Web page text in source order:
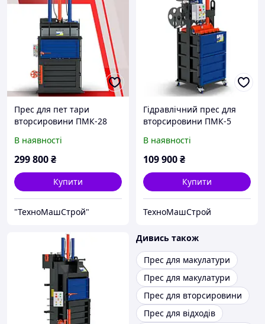
Прес для пет тари
вторсировини ПМК-28
В наявності
299 800₴
Купити
"ТехноМашСтрой"
Гідравлічний прес для
вторсировини ПМК-5
В наявності
109 900₴
Купити
ТехноМашСтрой
Дивись також
Прес для макулатури
Прес для макулатури
Прес для вторсировини
Прес для відходів